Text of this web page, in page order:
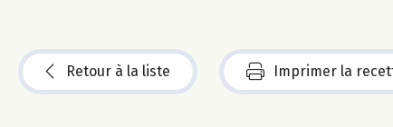
Retour à la liste Imprimer la